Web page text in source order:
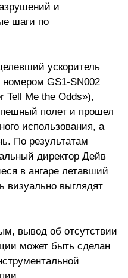
и
шаги по
ускоритель
GS1-SN002
Tell Me the Odds»),
полет и прошел
использования, а
По результатам
директор Дейв
в ангаре летавший
визуально выглядят
вывод об отсутствии
может быть сделан